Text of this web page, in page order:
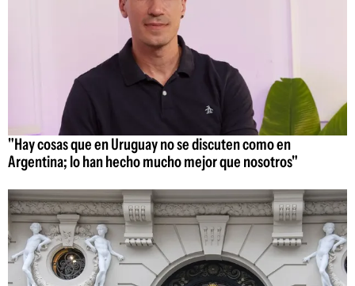
"Hay cosas que en Uruguay no se discuten como en
Argentina; lo han hecho mucho mejor que nosotros"